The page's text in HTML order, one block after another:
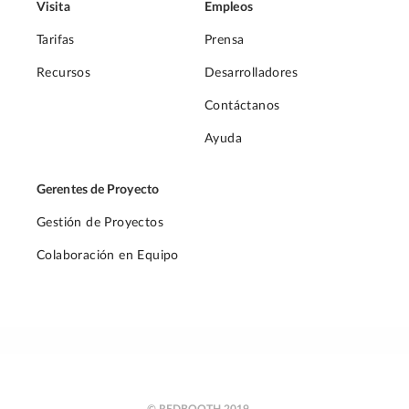
Visita
Tarifas
Recursos
Empleos
Prensa
Desarrolladores
Contáctanos
Ayuda
Gerentes de Proyecto
Gestión de Proyectos
Colaboración en Equipo